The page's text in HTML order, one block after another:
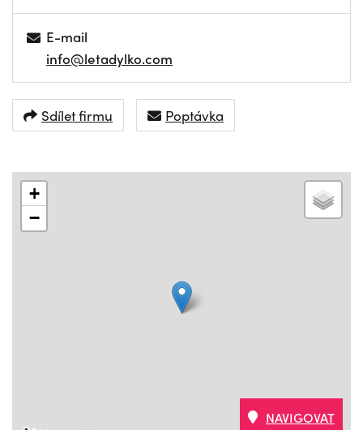
E-mail
info@letadylko.com
Sdílet firmu Poptávka
+
−
NAVIGOVAT